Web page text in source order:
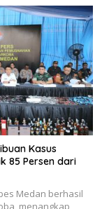
Kasus
85 Persen dari
Medan berhasil
menangkap